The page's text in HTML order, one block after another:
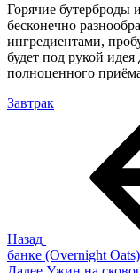
Горячие бутерброды
бесконечно
ингредиентами,
будет под рукой
полноценного
Завтрак
Назад
банке (Overnight
Следующая